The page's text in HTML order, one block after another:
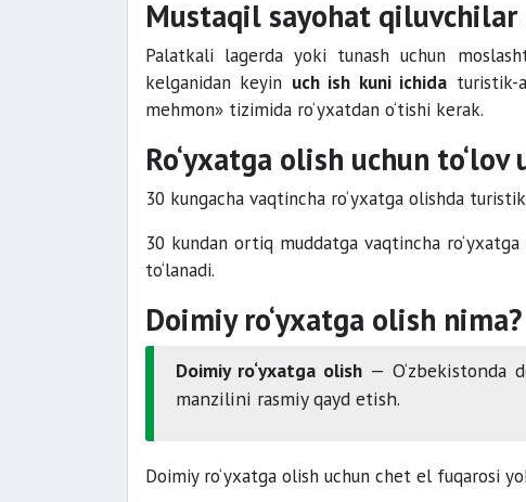
Mustaqil sayohat qiluvchilar
Palatkali lagerda yoki tunash uchun
kelganidan keyin uch ish kuni ichida turistik-
mehmon» tizimida ro‘yxatdan o‘tishi kerak.
Ro‘yxatga olish uchun
30 kungacha vaqtincha ro‘yxatga olishda
30 kundan ortiq muddatga vaqtincha
to‘lanadi.
Doimiy ro‘yxatga olish nima?
Doimiy ro‘yxatga olish— O‘zbekistonda
manzilini rasmiy qayd etish.
Doimiy ro‘yxatga olish uchun chet el fuqarosi